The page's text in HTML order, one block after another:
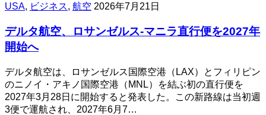
USA, ビジネス, 航空 2026年7月21日
デルタ航空、ロサンゼルス-マニラ直行便を2027年
開始へ
デルタ航空は、ロサンゼルス国際空港（LAX）とフィリピン
のニノイ・アキノ国際空港（MNL）を結ぶ初の直行便を
2027年3月28日に開始すると発表した。この新路線は当初週
3便で運航され、2027年6月7…